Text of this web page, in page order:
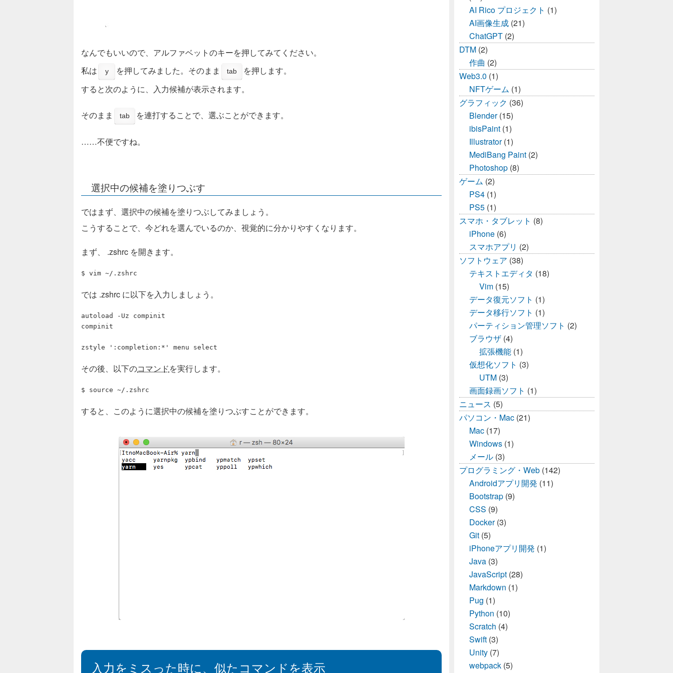
なんでもいいので、アルファベットのキーを押してみてください。
私は
y を押してみました。そのまま tab
を押します。
すると次のように、入力候補が表示されます。
そのまま tab を連打することで、選ぶことができます。
……不便ですね。
選択中の候補を塗りつぶす
ではまず、選択中の候補を塗りつぶしてみましょう。
こうすることで、今どれを選んでいるのか、視覚的に分かりやすくなります。
まず、 .zshrc を開きます。
では .zshrc に以下を入力しましょう。
autoload -Uz compinit
compinit
その後、以下のコマンドを実行します。
すると、このように選択中の候補を塗りつぶすことができます。
入力をミスった時に、似たコマンドを表示
AI Rico プロジェクト (1)
AI画像生成 (21)
ChatGPT (2)
DTM (2)
作曲 (2)
Web3.0 (1)
NFTゲーム (1)
グラフィック (36)
Blender(15)
ibisPaint (1)
Illustrator(1)
MediBang Paint (2)
Photoshop (8)
ゲーム (2)
PS4 (1)
PS5 (1)
スマホ・タブレット (8)
iPhone (6)
スマホアプリ (2)
ソフトウェア (38)
テキストエディタ (18)
Vim (15)
データ復元ソフト (1)
データ移行ソフト (1)
パーティション管理ソフト (2)
ブラウザ (4)
拡張機能 (1)
仮想化ソフト (3)
UTM (3)
画面録画ソフト (1)
ニュース (5)
パソコン・Mac (21)
Mac (17)
Windows (1)
メール (3)
プログラミング・Web (142)
Androidアプリ開発 (11)
Bootstrap (9)
CSS (9)
Docker(3)
Git (5)
iPhoneアプリ開発 (1)
Java (3)
JavaScript (28)
Markdown (1)
Pug (1)
Python (10)
Scratch (4)
Swift (3)
Unity (7)
webpack (5)